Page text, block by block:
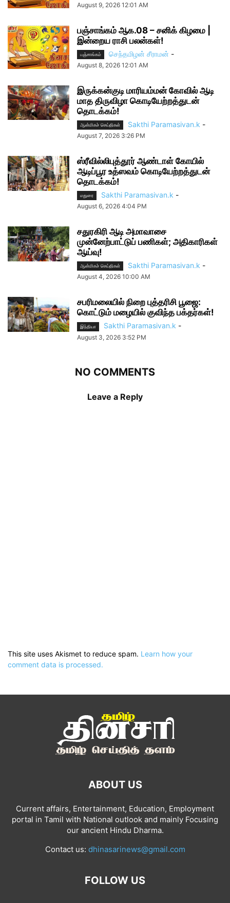
August 9, 2026 12:01 AM
பஞ்சாங்கம் ஆக.08 – சனிக் கிழமை |
இன்றைய ராசி பலன்கள்!
பஞ்சாங்கம் செந்தமிழன் சீராமன் -
August 8, 2026 12:01 AM
இருக்கன்குடி மாரியம்மன் கோவில் ஆடி
மாத திருவிழா கொடியேற்றத்துடன்
தொடக்கம்!
ஆன்மிகச் செய்திகள் Sakthi Paramasivan.k -
August 7, 2026 3:26 PM
ஸ்ரீவில்லிபுத்தூர் ஆண்டாள் கோயில்
ஆடிப்பூர உத்ஸவம் கொடியேற்றத்துடன்
தொடக்கம்!
மதுரை Sakthi Paramasivan.k -
August 6, 2026 4:04 PM
சதுரகிரி ஆடி அமாவாசை
முன்னேற்பாட்டுப் பணிகள்; அதிகாரிகள்
ஆய்வு!
ஆன்மிகச் செய்திகள் Sakthi Paramasivan.k -
August 4, 2026 10:00 AM
சபரிமலையில் நிறை புத்தரிசி பூஜை:
கொட்டும் மழையில் குவிந்த பக்தர்கள்!
இந்தியா Sakthi Paramasivan.k -
August 3, 2026 3:52 PM
NO COMMENTS
Leave a Reply
This site uses Akismet to reduce spam. Learn how your
comment data is processed.
ABOUT US
Current affairs, Entertainment, Education, Employment
portal in Tamil with National outlook and mainly Focusing
our ancient Hindu Dharma.
Contact us: dhinasarinews@gmail.com
FOLLOW US